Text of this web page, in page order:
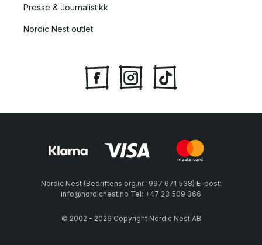
Presse & Journalistikk
Nordic Nest outlet
Nordic Nest (Bedriftens org.nr.: 997 671 538) E-post:
info@nordicnest.no Tel: +47 23 509 366
© 2002 - 2026 Copyright Nordic Nest AB